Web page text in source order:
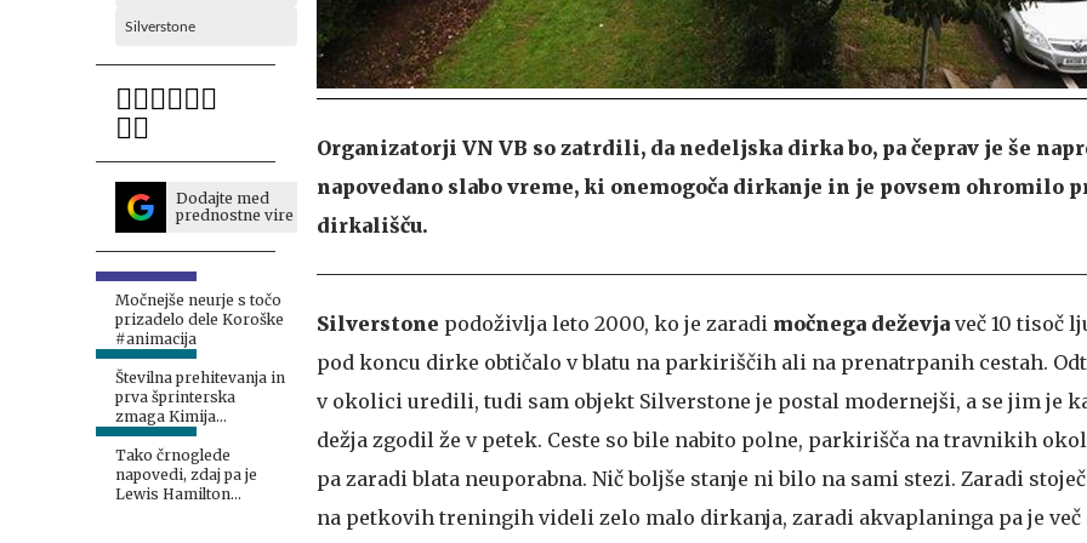
Silverstone
Dodajte med
prednostne vire
Močnejše neurje s točo
prizadelo dele Koroške
#animacija
Številna prehitevanja in
prva šprinterska
zmaga Kimija
Antonellija
Tako črnoglede
napovedi, zdaj pa je
Lewis Hamilton
Organizatorji VN VB so zatrdili, da nedeljska dirka bo, pa čeprav je še
napovedano slabo vreme, ki onemogoča dirkanje in je povsem ohromilo
dirkališču.
Silverstone podoživlja leto 2000, ko je zaradi močnega deževja več 10 tisoč
pod koncu dirke obtičalo v blatu na parkiriščih ali na prenatrpanih cestah.
v okolici uredili, tudi sam objekt Silverstone je postal modernejši, a se jim je
dežja zgodil že v petek. Ceste so bile nabito polne, parkirišča na travnikih
pa zaradi blata neuporabna. Nič boljše stanje ni bilo na sami stezi. Zaradi
na petkovih treningih videli zelo malo dirkanja, zaradi akvaplaninga pa je več